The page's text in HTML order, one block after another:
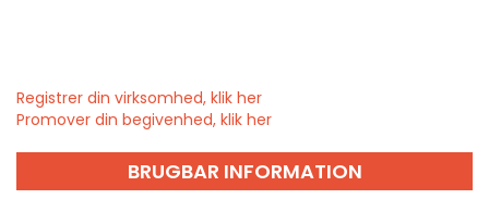
Registrer din virksomhed, klik her
Promover din begivenhed, klik her
BRUGBAR INFORMATION